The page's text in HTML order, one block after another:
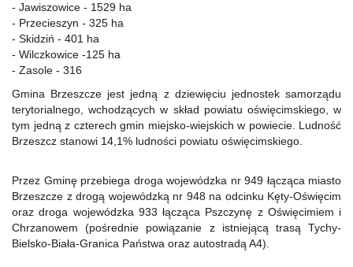
- Jawiszowice - 1529 ha
- Przecieszyn - 325 ha
- Skidziń - 401 ha
- Wilczkowice -125 ha
- Zasole - 316
Gmina Brzeszcze jest jedną z dziewięciu jednostek samorządu
terytorialnego, wchodzących w skład powiatu oświęcimskiego, w
tym jedną z czterech gmin miejsko-wiejskich w powiecie. Ludność
Brzeszcz stanowi 14,1% ludności powiatu oświęcimskiego.
Przez Gminę przebiega droga wojewódzka nr 949 łącząca miasto
Brzeszcze z drogą wojewódzką nr 948 na odcinku Kęty-Oświęcim
oraz droga wojewódzka 933 łącząca Pszczynę z Oświęcimiem i
Chrzanowem (pośrednie powiązanie z istniejącą trasą Tychy-
Bielsko-Biała-Granica Państwa oraz autostradą A4).